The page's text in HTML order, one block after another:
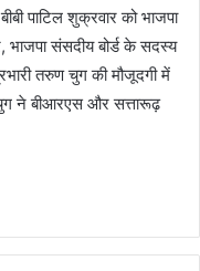
पाटिल शुक्रवार को भाजपा
भाजपा संसदीय बोर्ड के सदस्य
तरुण चुग की मौजूदगी में
ने बीआरएस और सत्तारूढ़